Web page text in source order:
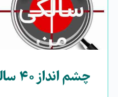
چشم انداز ۴۰ سالگی من